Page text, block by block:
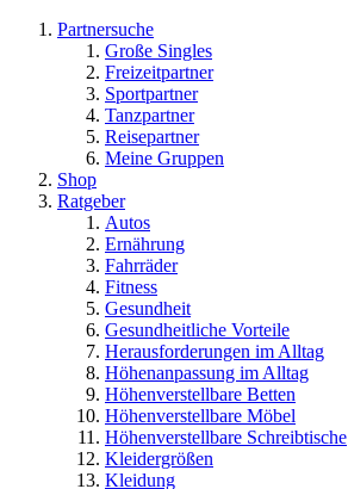
Partnersuche
Große Singles
Freizeitpartner
Sportpartner
Tanzpartner
Reisepartner
Meine Gruppen
Shop
Ratgeber
Autos
Ernährung
Fahrräder
Fitness
Gesundheit
Gesundheitliche Vorteile
Herausforderungen im Alltag
Höhenanpassung im Alltag
Höhenverstellbare Betten
Höhenverstellbare Möbel
Höhenverstellbare Schreibtische
Kleidergrößen
Kleidung